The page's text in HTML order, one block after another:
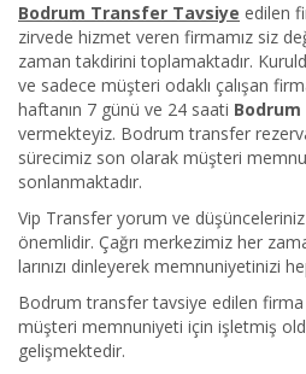
Bodrum Transfer Tavsiye edilen
zirvede hizmet veren firmamız siz
zaman takdirini toplamaktadır.
ve sadece müşteri odaklı çalışan
haftanın 7 günü ve 24 saati
vermekteyiz. Bodrum transfer
sürecimiz son olarak müşteri
sonlanmaktadır.
Vip Transfer yorum ve
önemlidir. Çağrı merkezimiz her
larınızı dinleyerek memnuniyetinizi
Bodrum transfer tavsiye edilen firma
müşteri memnuniyeti için işletmiş
gelişmektedir.